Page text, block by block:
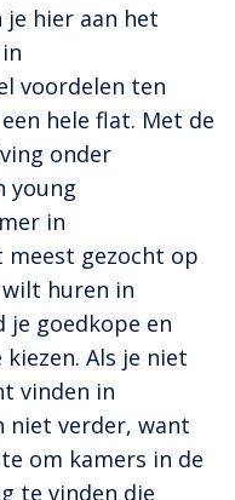
je hier aan het
voordelen ten
hele flat. Met de
onder
young
in
gezocht op
wilt huren in
je goedkope en
Als je niet
vinden in
niet verder, want
om kamers in de
te vinden die